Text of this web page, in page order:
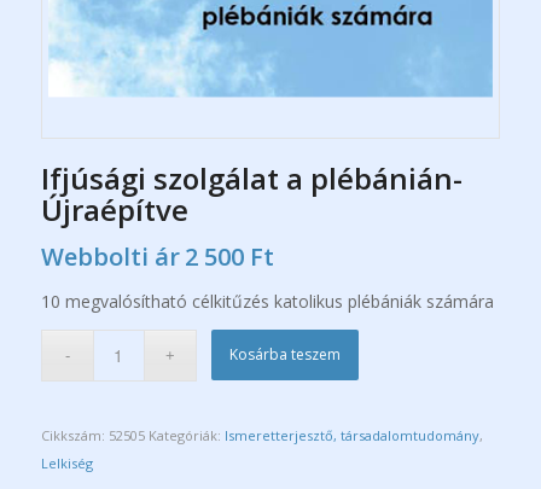
Ifjúsági szolgálat a plébánián-
Újraépítve
Webbolti ár 2 500 Ft
10 megvalósítható célkitűzés katolikus plébániák számára
Kosárba teszem
Cikkszám: 52505 Kategóriák: Ismeretterjesztő, társadalomtudomány,
Lelkiség